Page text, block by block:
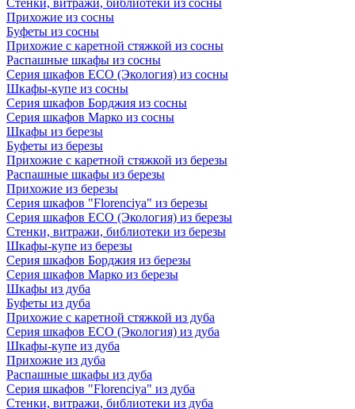
Стенки, витражи, библиотеки из сосны
Прихожие из сосны
Буфеты из сосны
Прихожие с каретной стяжкой из сосны
Распашные шкафы из сосны
Серия шкафов ECO (Экология) из сосны
Шкафы-купе из сосны
Серия шкафов Борджия из сосны
Серия шкафов Марко из сосны
Шкафы из березы
Буфеты из березы
Прихожие с каретной стяжкой из березы
Распашные шкафы из березы
Прихожие из березы
Серия шкафов "Florenciya" из березы
Серия шкафов ECO (Экология) из березы
Стенки, витражи, библиотеки из березы
Шкафы-купе из березы
Серия шкафов Борджия из березы
Серия шкафов Марко из березы
Шкафы из дуба
Буфеты из дуба
Прихожие с каретной стяжкой из дуба
Серия шкафов ECO (Экология) из дуба
Шкафы-купе из дуба
Прихожие из дуба
Распашные шкафы из дуба
Серия шкафов "Florenciya" из дуба
Стенки, витражи, библиотеки из дуба